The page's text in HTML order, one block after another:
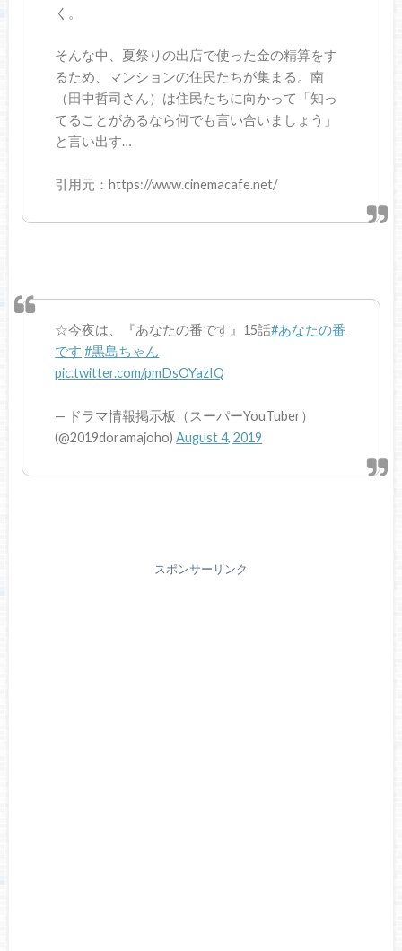
く。
そんな中、夏祭りの出店で使った金の精算をす
るため、マンションの住民たちが集まる。南
（田中哲司さん）は住民たちに向かって「知っ
てることがあるなら何でも言い合いましょう」
と言い出す…
引用元：https://www.cinemacafe.net/
☆今夜は、『あなたの番です』15話#あなたの番
です #黒島ちゃん
pic.twitter.com/pmDsOYazIQ
— ドラマ情報掲示板（スーパーYouTuber）
(@2019doramajoho)August 4, 2019
スポンサーリンク